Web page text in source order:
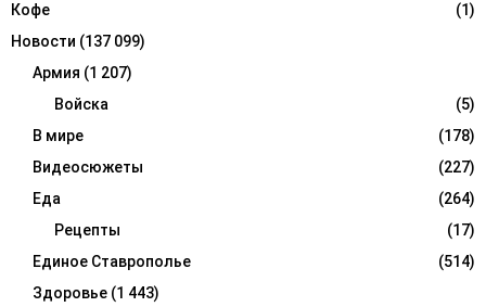
Кофе
(1)
Новости (137 099)
Армия (1 207)
Войска
(5)
В мире
(178)
Видеосюжеты
(227)
Еда
(264)
Рецепты
(17)
Единое Ставрополье
(514)
Здоровье (1 443)